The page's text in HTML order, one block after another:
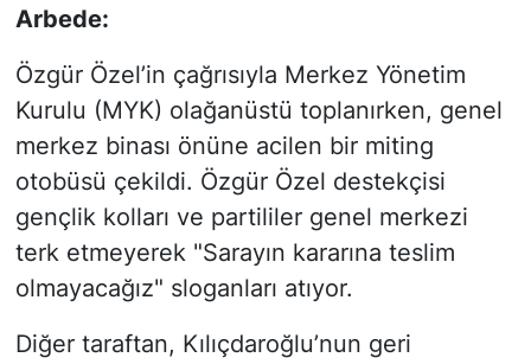
Arbede:
Özgür Özel’in çağrısıyla Merkez Yönetim
Kurulu (MYK) olağanüstü toplanırken, genel
merkez binası önüne acilen bir miting
otobüsü çekildi. Özgür Özel destekçisi
gençlik kolları ve partililer genel merkezi
terk etmeyerek "Sarayın kararına teslim
olmayacağız" sloganları atıyor.
Diğer taraftan, Kılıçdaroğlu’nun geri